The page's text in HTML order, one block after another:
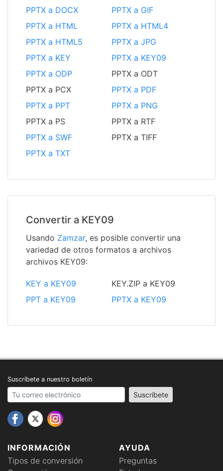
PPTX a DOCX
PPTX a GIF
PPTX a HTML
PPTX a HTML4
PPTX a HTML5
PPTX a JPG
PPTX a KEY
PPTX a KEY09
PPTX a ODP
PPTX a ODT
PPTX a PCX
PPTX a PDF
PPTX a PPT
PPTX a PNG
PPTX a PS
PPTX a RTF
PPTX a SWF
PPTX a TIFF
PPTX a TXT
Convertir a KEY09
Usando Zamzar, es posible convertir una
variedad de otros formatos a archivos
archivos KEY09:
KEY a KEY09
KEY.ZIP a KEY09
PPT a KEY09
PPTX a KEY09
INFORMACIÓN
Tipos de conversión
AYUDA
Preguntas
Suscríbete a nuestro boletín
Your email address Suscríbete